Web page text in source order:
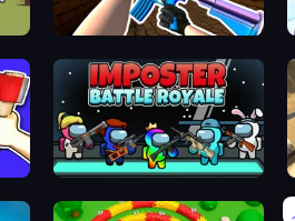
KS Z
Imposter Battle Royale